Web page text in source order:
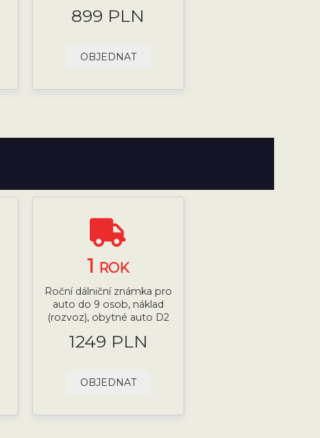
899 PLN
OBJEDNAT
1 ROK
Roční dálniční známka pro
auto do 9 osob, náklad
(rozvoz), obytné auto D2
1249 PLN
OBJEDNAT